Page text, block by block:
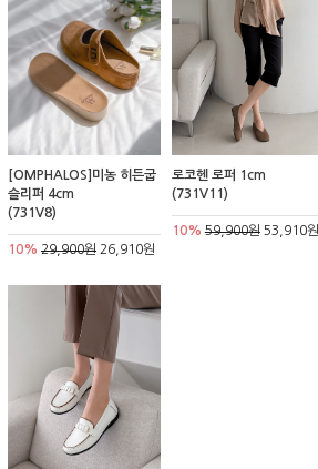
[OMPHALOS]미농 히든굽
슬리퍼 4cm
(731V8)
10% 29,900원 26,910원
로코헨 로퍼 1cm
(731V11)
10% 59,900원53,910원